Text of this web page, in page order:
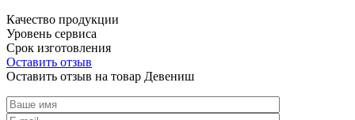
Качество продукции
Уровень сервиса
Срок изготовления
Оставить отзыв
Оставить отзыв на товар Девениш